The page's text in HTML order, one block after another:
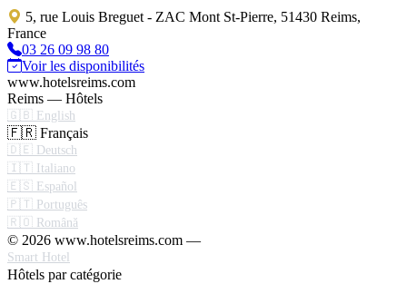
5, rue Louis Breguet - ZAC Mont St-Pierre, 51430 Reims,
France
03 26 09 98 80
Voir les disponibilités
www.hotelsreims.com
Reims — Hôtels
🇬🇧 English
🇫🇷 Français
🇩🇪 Deutsch
🇮🇹 Italiano
🇪🇸 Español
🇵🇹 Português
🇷🇴 Română
© 2026 www.hotelsreims.com —
Smart Hotel
Hôtels par catégorie